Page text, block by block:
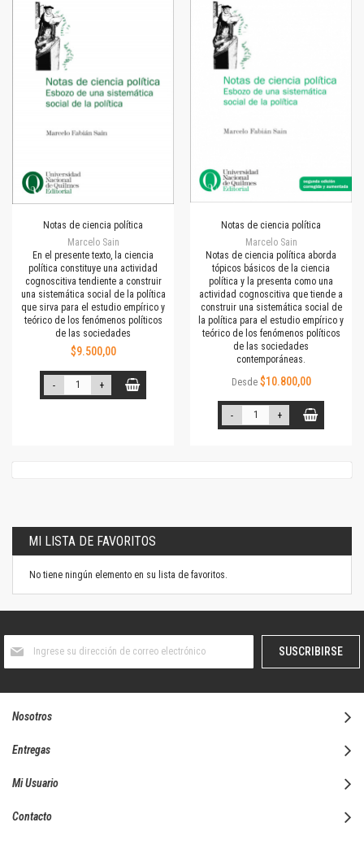
Notas de ciencia política
Marcelo Sain
En el presente texto, la ciencia
política constituye una actividad
cognoscitiva tendiente a construir
una sistemática social de la política
que sirva para el estudio empírico y
teórico de los fenómenos políticos
de las sociedades
$9.500,00
- +
Notas de ciencia política
Marcelo Sain
Notas de ciencia política aborda
tópicos básicos de la ciencia
política y la presenta como una
actividad cognoscitiva que tiende a
construir una sistemática social de
la política para el estudio empírico y
teórico de los fenómenos políticos
de las sociedades
contemporáneas.
Desde $10.800,00
- +
MI LISTA DE FAVORITOS
No tiene ningún elemento en su lista de favoritos.
boletín
SUSCRIBIRSE
Nosotros
Entregas
Mi Usuario
Contacto